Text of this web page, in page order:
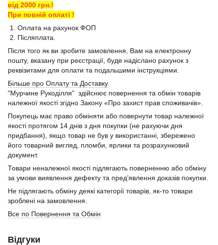
від 2000 грн.!
При повній оплаті !
1. Оплата на рахунок ФОП
2. Післяплата.
Після того як ви зробите замовлення, Вам на електронну
пошту, вказану при реєстрації, буде надіслано рахунок з
реквізитами для оплати та подальшими інструкціями.
Більше про Оплату та Доставку
"Мурчине Рукоділля" здійснює повернення та обмін товарів
належної якості згідно Закону «Про захист прав споживачів».
Покупець має право обміняти або повернути товар належної
якості протягом 14 днів з дня покупки (не рахуючи дня
придбання), якщо товар не був у використанні, збережено
його товарний вигляд, пломби, ярлики та розрахунковий
документ.
Товари неналежної якості підлягають поверненню або обміну
за умови виявлення дефекту та пред’явлення доказів покупки.
Не підлягають обміну деякі категорії товарів, як-то товари
зроблені на замовлення.
Все по Повернення та Обмін
Відгуки